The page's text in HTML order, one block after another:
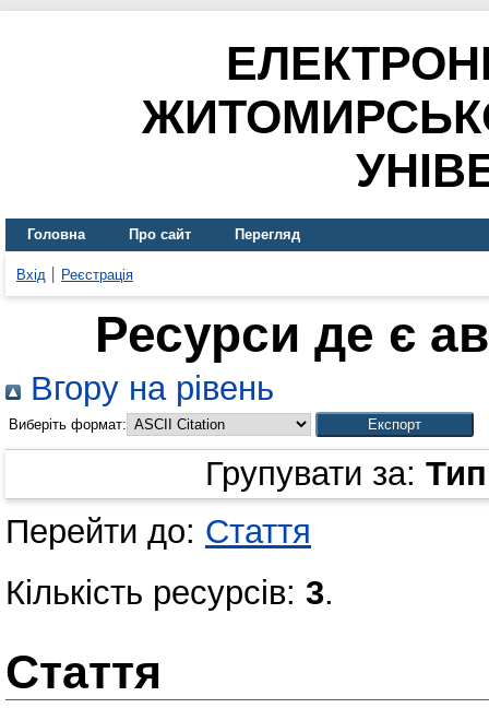
Головна Про сайт Перегляд
Вхід Реєстрація
Ресурси де є
Вгору на рівень
Виберіть формат:
Групувати за:
Перейти до: Стаття
Кількість ресурсів: 3.
Стаття